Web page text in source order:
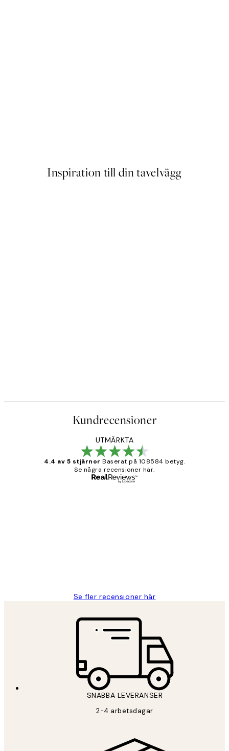
Inspiration till din tavelvägg
Kundrecensioner
UTMÄRKTA
4.4 av 5 stjärnor Baserat på 108584 betyg.
Se några recensioner här.
Se fler recensioner här
SNABBA LEVERANSER
2-4 arbetsdagar